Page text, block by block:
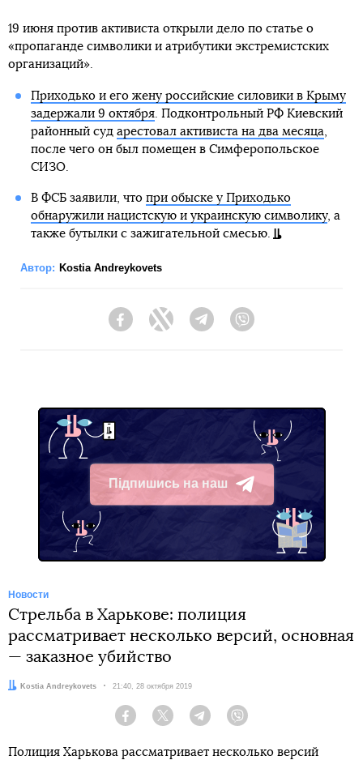
19 июня против активиста открыли дело по статье о
«пропаганде символики и атрибутики экстремистских
организаций».
Приходько и его жену российские силовики в Крыму
задержали 9 октября. Подконтрольный РФ Киевский
районный суд арестовал активиста на два месяца
после чего он был помещен в Симферопольское
СИЗО.
В ФСБ заявили, что при обыске у Приходько
обнаружили нацистскую и украинскую символику, а
также бутылки с зажигательной смесью.
Автор: Kostia Andreykovets
FacebookTwitter Telegram
Підпишись на наш
Telegram
Новости
Стрельба в Харькове: полиция
рассматривает несколько версий, основная
— заказное убийство
Автор:Kostia Andreykovets Дата:
21:40, 28 октября 2019
Facebook Twitter Telegram
Полиция Харькова рассматривает несколько версий